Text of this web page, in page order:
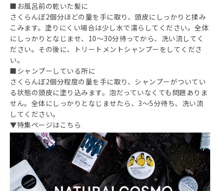
■お風呂前の乾いた髪に
さくらんぼ2個分ほどの量を手に取り、頭皮にしっかりと揉み
こみます。塗りにくい場合は少し水で濡らしてください。全体
にしっかりとなじませ、10～30分待ってから、洗い流してく
ださい。その後に、トリートメントシャンプーをしてくださ
い。
■シャンプーしている所に
さくらんぼ2個分程度の量を手に取り、シャンプーがついてい
る状態の頭皮に塗り込みます。泡だっていなくても問題ありま
せん。全体にしっかりとなじませたら、3～5分待ち、洗い流
してください。
▼特集ページはこちら